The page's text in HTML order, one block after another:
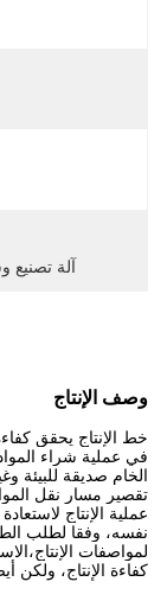
آلة تصنيع
وصف الإنتاج
خط الإنتاج يحقق
في عملية شراء
الخام صديقة للبيئة
عملية الإنتاج
نفسه، وفقا لطلب
لمواصفات
كفاءة الإنتاج، ولكن